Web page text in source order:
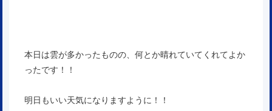
本日は雲が多かったものの、何とか晴れていてくれてよか
ったです！！
明日もいい天気になりますように！！